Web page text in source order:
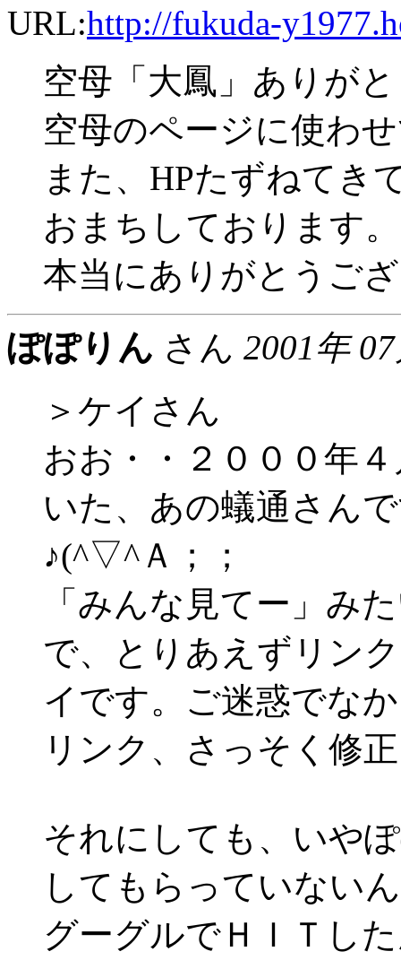
URL:http://fukuda-
空母「大鳳」ありが
空母のページに使わ
また、HPたずねてき
おまちしております。
本当にありがとうご
ぽぽりん さん 2001年
＞ケイさん
おお・・２０００年
いた、あの蟻通さん
♪(^▽^Ａ；；
「みんな見てー」み
で、とりあえずリン
イです。ご迷惑でな
リンク、さっそく修
それにしても、いや
してもらっていない
グーグルでＨＩＴし